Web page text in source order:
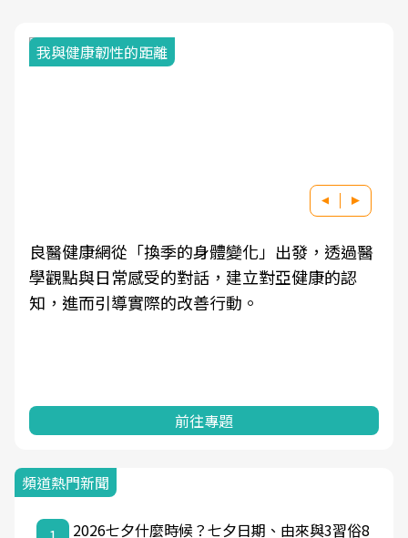
我與健康韌性的距離
良醫健康網從「換季的身體變化」出發，透過醫
學觀點與日常感受的對話，建立對亞健康的認
知，進而引導實際的改善行動。
前往專題
頻道熱門新聞
2026七夕什麼時候？七夕日期、由來與3習俗8